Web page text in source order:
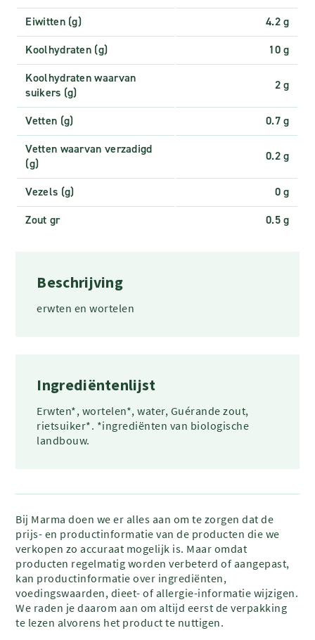
Eiwitten (g)
4.2 g
Koolhydraten (g)
10 g
Koolhydraten waarvan
suikers (g)
2 g
Vetten (g)
0.7 g
Vetten waarvan verzadigd
(g)
0.2 g
Vezels (g)
0 g
Zout gr
0.5 g
Beschrijving
erwten en wortelen
Ingrediëntenlijst
Erwten*, wortelen*, water, Guérande zout,
rietsuiker*. *ingrediënten van biologische
landbouw.
Bij Marma doen we er alles aan om te zorgen dat de
prijs- en productinformatie van de producten die we
verkopen zo accuraat mogelijk is. Maar omdat
producten regelmatig worden verbeterd of aangepast,
kan productinformatie over ingrediënten,
voedingswaarden, dieet- of allergie-informatie wijzigen.
We raden je daarom aan om altijd eerst de verpakking
te lezen alvorens het product te nuttigen.